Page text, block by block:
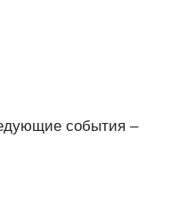
события –